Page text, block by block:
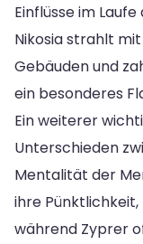
Einflüsse im
Nikosia strahlt
Gebäuden und
ein besonderes
Ein weiterer
Unterschieden
Mentalität der
ihre Pünktlichkeit,
während Zyprer